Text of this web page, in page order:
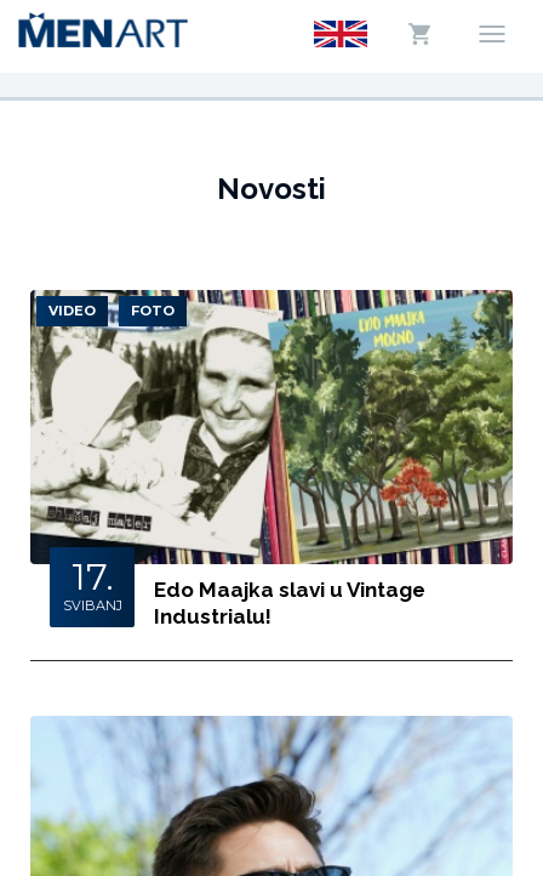
Novosti
VIDEO FOTO
17.
SVIBANJ
Edo Maajka slavi u Vintage
Industrialu!